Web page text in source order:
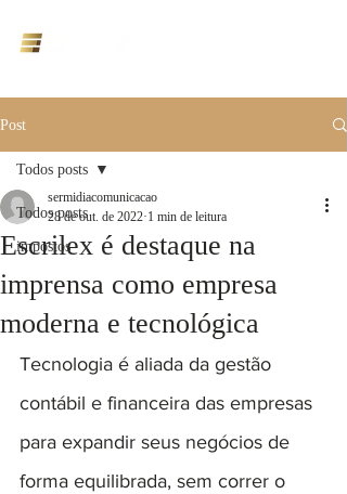
Post
Todos posts
impostos
Todos posts
Escrilex é destaque na
imprensa como empresa
moderna e tecnológica
sermidiacomunicacao
28 de out. de 2022 1 min de leitura
Tecnologia é aliada da gestão
contábil e financeira das empresas
para expandir seus negócios de
forma equilibrada, sem correr o